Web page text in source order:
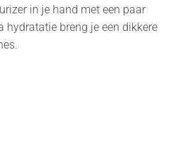
in je hand met een paar
hydratatie breng je een dikkere